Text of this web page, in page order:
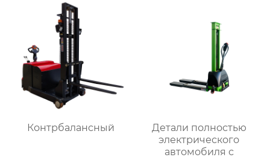
Контрбалансный
Детали полностью
электрического
автомобиля с